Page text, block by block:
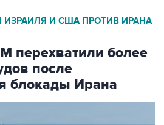
ИЗРАИЛЯ И США ПРОТИВ ИРАНА
перехватили более
после
блокады Ирана